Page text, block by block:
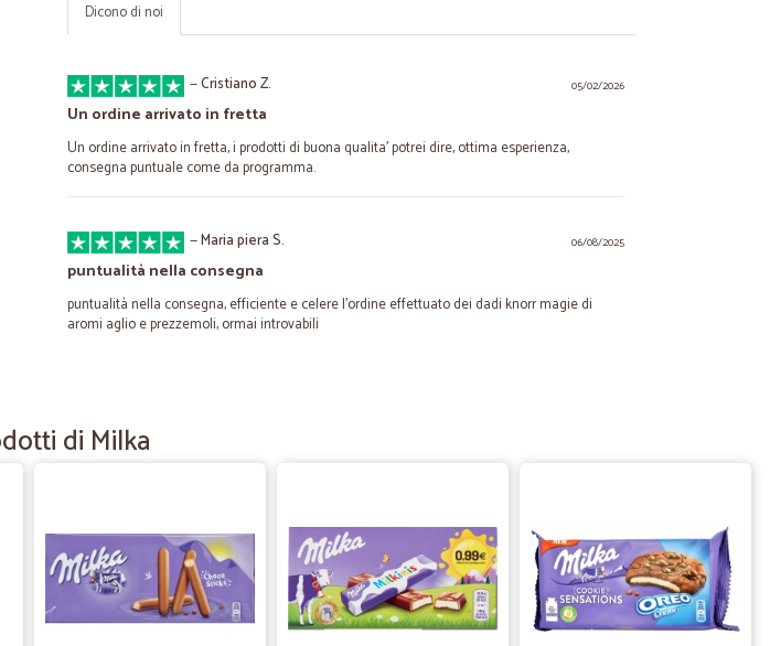
Dicono di noi
05/02/2026
—Cristiano Z.
Un ordine arrivato in fretta
Un ordine arrivato in fretta, i prodotti di buona qualita' potrei dire, ottima esperienza,
consegna puntuale come da programma.
06/08/2025
—Maria piera S.
puntualità nella consegna
puntualità nella consegna, efficiente e celere l'ordine effettuato dei dadi knorr magie di
aromi aglio e prezzemoli, ormai introvabili
bene tutto quanto
23/10/2022
—Franco C.
Spedizione veloce
Spedizione veloce
di Milka